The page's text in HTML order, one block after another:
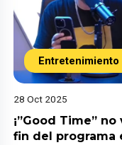
Entretenimiento
28 Oct 2025
¡”Good Time”
fin del programa